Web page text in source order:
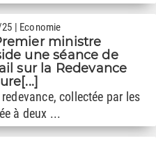
| Economie
ministre
une séance de
sur la Redevance
redevance, collectée par les
à deux ...